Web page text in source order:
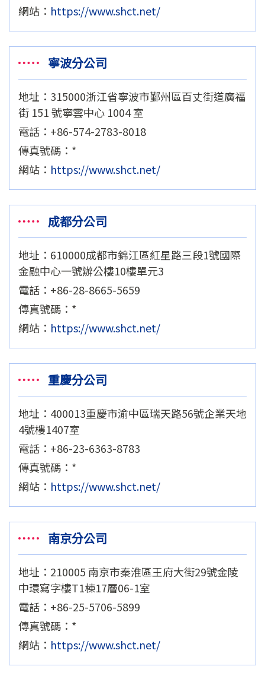
網站： https://www.shct.net/
寧波分公司
地址：315000浙江省寧波市鄞州區百丈街道廣福
街 151 號寧雲中心 1004 室
電話：+86-574-2783-8018
傳真號碼：*
網站： https://www.shct.net/
成都分公司
地址：610000成都市錦江區紅星路三段1號國際
金融中心一號辦公樓10樓單元3
電話：+86-28-8665-5659
傳真號碼：*
網站： https://www.shct.net/
重慶分公司
地址：400013重慶市渝中區瑞天路56號企業天地
4號樓1407室
電話：+86-23-6363-8783
傳真號碼：*
網站： https://www.shct.net/
南京分公司
地址：210005 南京市秦淮區王府大街29號金陵
中環寫字樓T1棟17層06-1室
電話：+86-25-5706-5899
傳真號碼：*
網站： https://www.shct.net/